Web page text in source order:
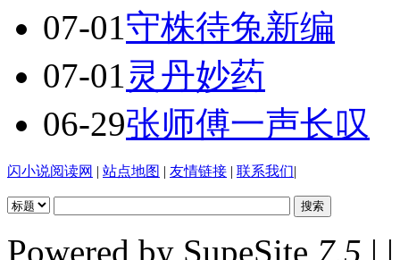
07-01守株待兔新编
07-01 灵丹妙药
06-29张师傅一声长叹
闪小说阅读网 | 站点地图 | 友情链接 | 联系我们|
Powered by SupeSite 7.5 | |